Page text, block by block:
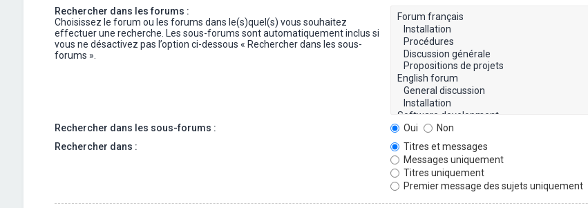
Rechercher dans les forums :
Choisissez le forum ou les forums dans le(s)quel(s) vous souhaitez
effectuer une recherche. Les sous-forums sont automatiquement inclus si
vous ne désactivez pas l’option ci-dessous « Rechercher dans les sous-
forums ».
Rechercher dans les sous-forums : Oui
Non
Rechercher dans :
Titres et messages
Messages uniquement
Titres uniquement
Premier message des sujets uniquement